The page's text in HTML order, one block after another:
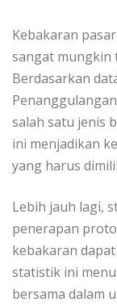
Kebakaran
sangat mungkin
Berdasarkan
salah satu jenis
ini menjadikan
yang harus
Lebih jauh lagi,
penerapan
kebakaran
statistik ini
bersama dalam